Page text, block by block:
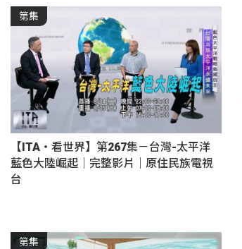
第集
【ITA・看世界】第267集－台灣-太平洋
藍色大陸崛起｜完整影片｜原住民族電視
台
第集